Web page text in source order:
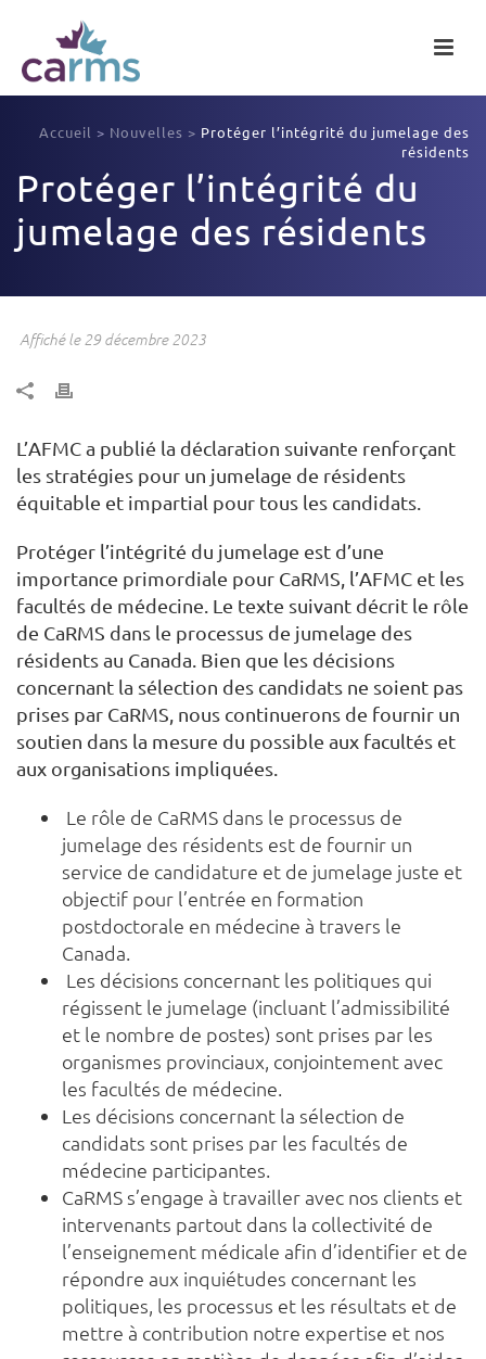
Accueil > Nouvelles > Protéger l’intégrité du jumelage des
résidents
Protéger l’intégrité du
jumelage des résidents
Affiché le 29 décembre 2023
L’AFMC a publié la déclaration suivante renforçant
les stratégies pour un jumelage de résidents
équitable et impartial pour tous les candidats.
Protéger l’intégrité du jumelage est d’une
importance primordiale pour CaRMS, l’AFMC et les
facultés de médecine. Le texte suivant décrit le rôle
de CaRMS dans le processus de jumelage des
résidents au Canada. Bien que les décisions
concernant la sélection des candidats ne soient pas
prises par CaRMS, nous continuerons de fournir un
soutien dans la mesure du possible aux facultés et
aux organisations impliquées.
Le rôle de CaRMS dans le processus de
jumelage des résidents est de fournir un
service de candidature et de jumelage juste et
objectif pour l’entrée en formation
postdoctorale en médecine à travers le
Canada.
Les décisions concernant les politiques qui
régissent le jumelage (incluant l’admissibilité
et le nombre de postes) sont prises par les
organismes provinciaux, conjointement avec
les facultés de médecine.
Les décisions concernant la sélection de
candidats sont prises par les facultés de
médecine participantes.
CaRMS s’engage à travailler avec nos clients et
intervenants partout dans la collectivité de
l’enseignement médicale afin d’identifier et de
répondre aux inquiétudes concernant les
politiques, les processus et les résultats et de
mettre à contribution notre expertise et nos